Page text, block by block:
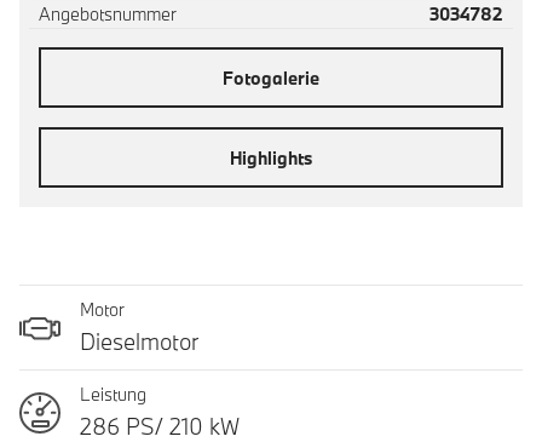
Angebotsnummer
3034782
Fotogalerie
Highlights
Motor
Dieselmotor
Leistung
286 PS/ 210 kW